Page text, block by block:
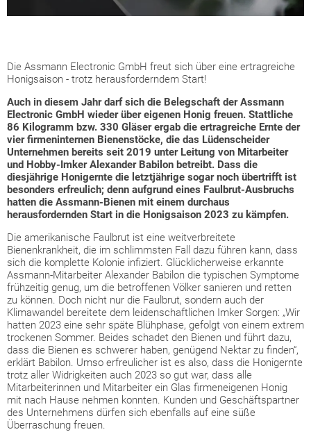
Die Assmann Electronic GmbH freut sich über eine ertragreiche
Honigsaison - trotz herausforderndem Start!
Auch in diesem Jahr darf sich die Belegschaft der Assmann
Electronic GmbH wieder über eigenen Honig freuen. Stattliche
86 Kilogramm bzw. 330 Gläser ergab die ertragreiche Ernte der
vier firmeninternen Bienenstöcke, die das Lüdenscheider
Unternehmen bereits seit 2019 unter Leitung von Mitarbeiter
und Hobby-Imker Alexander Babilon betreibt. Dass die
diesjährige Honigernte die letztjährige sogar noch übertrifft ist
besonders erfreulich; denn aufgrund eines Faulbrut-Ausbruchs
hatten die Assmann-Bienen mit einem durchaus
herausfordernden Start in die Honigsaison 2023 zu kämpfen.
Die amerikanische Faulbrut ist eine weitverbreitete
Bienenkrankheit, die im schlimmsten Fall dazu führen kann, dass
sich die komplette Kolonie infiziert. Glücklicherweise erkannte
Assmann-Mitarbeiter Alexander Babilon die typischen Symptome
frühzeitig genug, um die betroffenen Völker sanieren und retten
zu können. Doch nicht nur die Faulbrut, sondern auch der
Klimawandel bereitete dem leidenschaftlichen Imker Sorgen: „Wir
hatten 2023 eine sehr späte Blühphase, gefolgt von einem extrem
trockenen Sommer. Beides schadet den Bienen und führt dazu,
dass die Bienen es schwerer haben, genügend Nektar zu finden“,
erklärt Babilon. Umso erfreulicher ist es also, dass die Honigernte
trotz aller Widrigkeiten auch 2023 so gut war, dass alle
Mitarbeiterinnen und Mitarbeiter ein Glas firmeneigenen Honig
mit nach Hause nehmen konnten. Kunden und Geschäftspartner
des Unternehmens dürfen sich ebenfalls auf eine süße
Überraschung freuen.